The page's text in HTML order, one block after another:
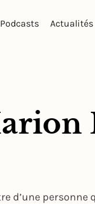
Podcasts Actualités
d’une personne